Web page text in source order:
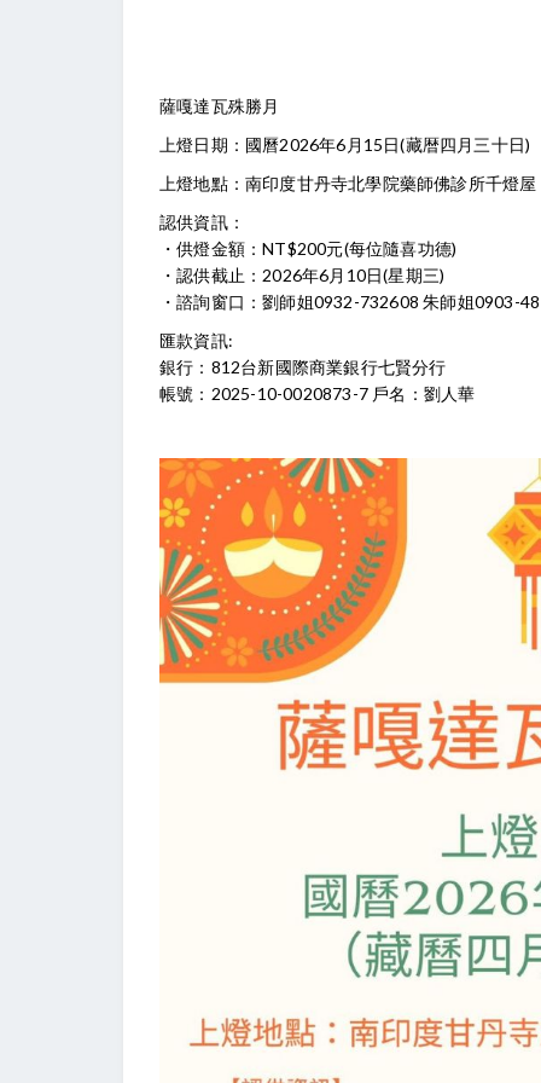
薩嘎達瓦殊勝月
上燈日期：國曆2026年6月15日(藏暦四月三十日)
上燈地點：南印度甘丹寺北學院藥師佛診所千燈屋
認供資訊：
・供燈金額：NT$200元(每位隨喜功德)
・認供截止：2026年6月10日(星期三)
・諮詢窗口：劉師姐0932-732608 朱師姐0903-
匯款資訊:
銀行：812台新國際商業銀行七賢分行
帳號：2025-10-0020873-7 戶名：劉人華